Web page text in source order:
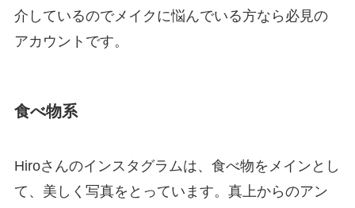
介しているのでメイクに悩んでいる方なら必見の
アカウントです。
食べ物系
Hiroさんのインスタグラムは、食べ物をメインとし
て、美しく写真をとっています。真上からのアン